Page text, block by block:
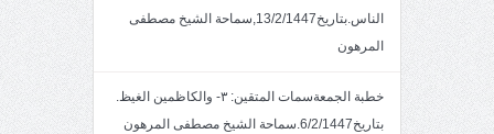
الناس.بتاريخ13/2/1447,سماحة الشيخ مصطفى
المرهون
خطبة الجمعةسمات المتقين: ٣- والكاظمين الغيظ.
بتاريخ6/2/1447.سماحة الشيخ مصطفى المرهون